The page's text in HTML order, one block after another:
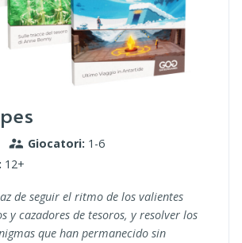
Giocatori: 1-6
12+
de seguir el ritmo de los valientes
y cazadores de tesoros, y resolver los
que han permanecido sin